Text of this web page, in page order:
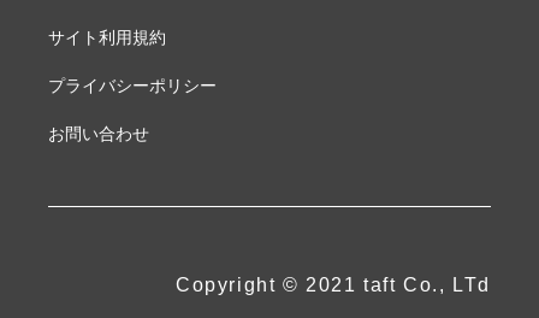
サイト利用規約
プライバシーポリシー
お問い合わせ
Copyright © 2021 taft Co., LTd